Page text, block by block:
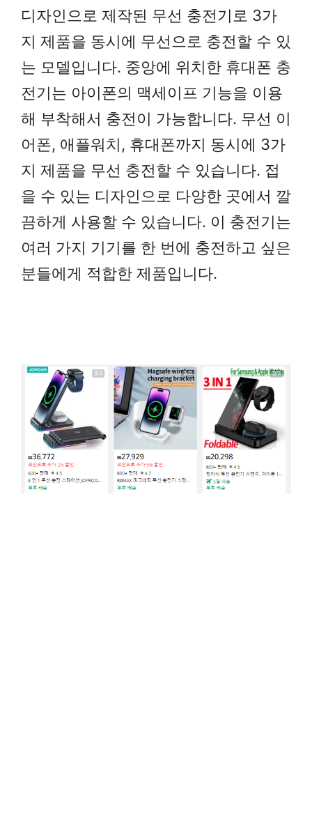
디자인으로 제작된 무선 충전기로 3가
지 제품을 동시에 무선으로 충전할 수 있
는 모델입니다. 중앙에 위치한 휴대폰 충
전기는 아이폰의 맥세이프 기능을 이용
해 부착해서 충전이 가능합니다. 무선 이
어폰, 애플워치, 휴대폰까지 동시에 3가
지 제품을 무선 충전할 수 있습니다. 접
을 수 있는 디자인으로 다양한 곳에서 깔
끔하게 사용할 수 있습니다. 이 충전기는
여러 가지 기기를 한 번에 충전하고 싶은
분들에게 적합한 제품입니다.